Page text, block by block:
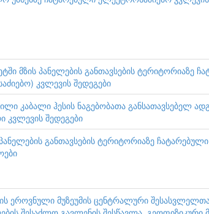
მზის პანელების განთავსების ტერიტორიაზე
კვლევის შედეგები
კაბალი ჰესის ნაგებობათა განსათავსებელ
კვლევის შედეგები
განთავსების ტერიტორიაზე ჩატარებული
ეროვნული მუზეუმის ცენტრალური